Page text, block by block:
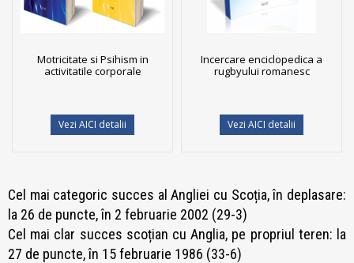
Motricitate si Psihism in
activitatile corporale
Vezi AICI detalii
Incercare enciclopedica a
rugbyului romanesc
Vezi AICI detalii
Cel mai categoric succes al Angliei cu Scoția, în deplasare:
la 26 de puncte, în 2 februarie 2002 (29-3)
Cel mai clar succes scoțian cu Anglia, pe propriul teren: la
27 de puncte, în 15 februarie 1986 (33-6)